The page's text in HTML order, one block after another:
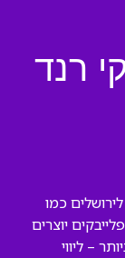
רנד
כמו
יוצרים
– ליווי